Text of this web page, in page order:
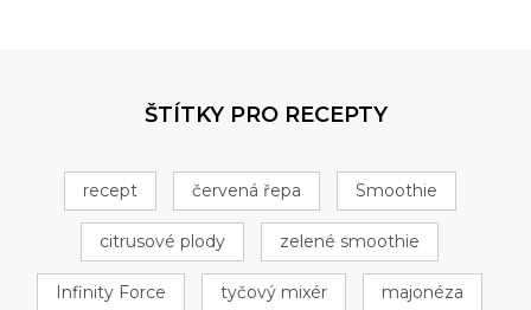
ŠTÍTKY PRO RECEPTY
recept červená řepa Smoothie
citrusové plody zelené smoothie
Infinity Force tyčový mixér majonéza